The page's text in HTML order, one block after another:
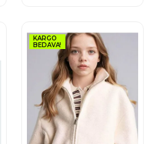
KARGO
BEDAVA!